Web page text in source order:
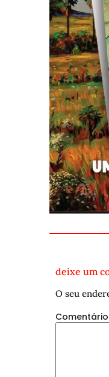
deixe um
O seu
Comentário